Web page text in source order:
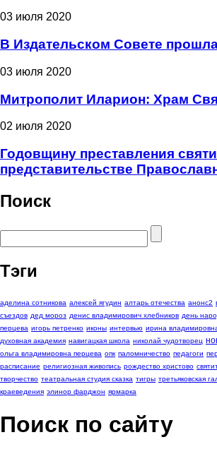
03 июля 2020
В Издательском Совете
03 июля 2020
Митрополит Иларион: Храм
02 июля 2020
Годовщину преставления
представительстве
Поиск
Тэги
аделина сотникова алексей ягудин алтарь отечества анонс2
съездов дед мороз денис владимирович хлебников день
перцева игорь петренко иконы интервью ирина
духовная академия навигацкая школа николай чудотворец
ольга владимировна перцева опк паломничество педагоги
расписание религиозная живопись рождество христово
творчество театральная студия сказка тигры третьяковская
краеведения элинор фарджон ярмарка
Поиск по сайту